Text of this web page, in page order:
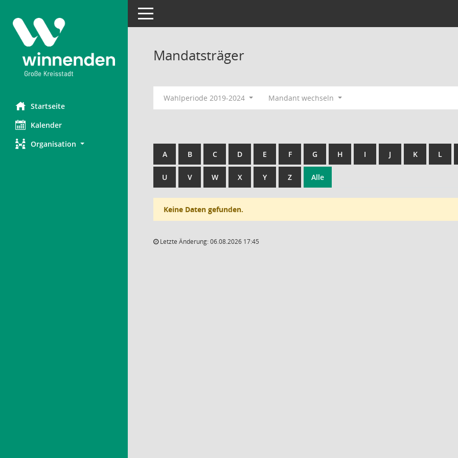
Startseite
Kalender
Organisation
Toggle navigation
Mandatsträger
Wahlperiode 2019-2024 Mandant wechseln
A B C D E F G H I J K L
U V W X Y Z Alle
Keine Daten gefunden.
Letzte Änderung: 06.08.2026 17:45